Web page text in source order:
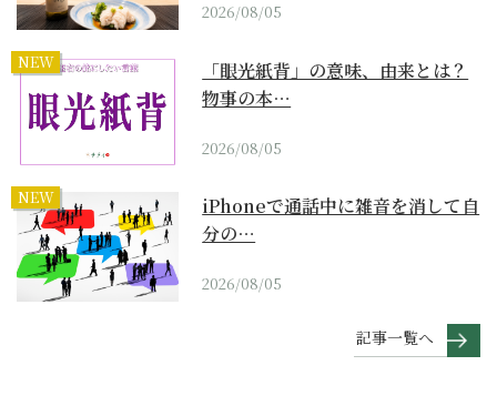
2026/08/05
NEW
「眼光紙背」の意味、由来とは？
物事の本…
2026/08/05
NEW
iPhoneで通話中に雑音を消して自
分の…
2026/08/05
記事一覧へ